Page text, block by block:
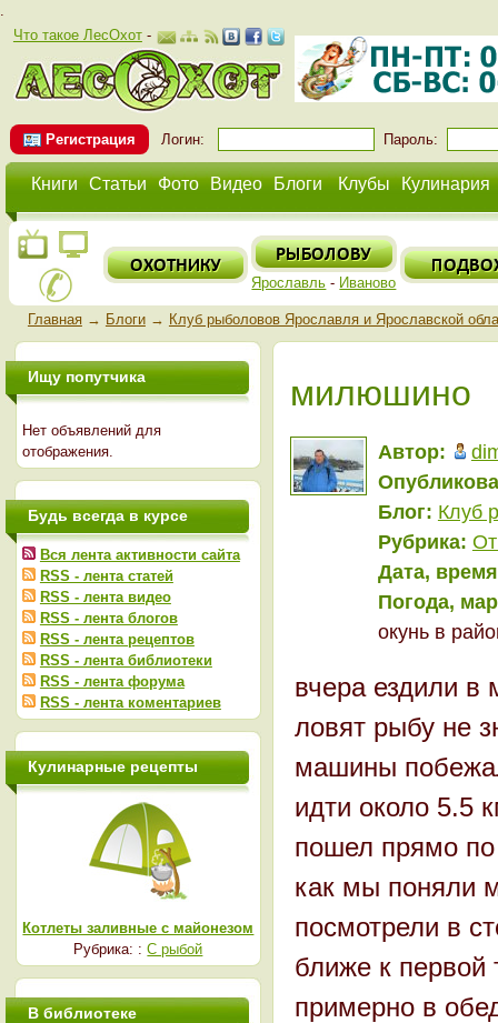
.
Что такое ЛесОхот-
Регистрация Логин: Пароль:
Книги Статьи Фото Видео Блоги Клубы Кулинария
Ярославль - Иваново
Главная→ Блоги→ Клуб рыболовов Ярославля и Ярославской
милюшино
Автор:
Блог: Клуб
Рубрика:
Дата,
Погода,
окунь в
вчера ездили
ловят рыбу не
машины
идти около 5.5
пошел прямо по
как мы поняли
посмотрели в
ближе к
примерно в
Ищу попутчика
Нет объявлений для
отображения.
Будь всегда в курсе
Вся лента активности сайта
RSS - лента статей
RSS - лента видео
RSS - лента блогов
RSS - лента рецептов
RSS - лента библиотеки
RSS - лента форума
RSS - лента коментариев
Кулинарные рецепты
Котлеты заливные с майонезом
Рубрика: :С рыбой
В библиотеке